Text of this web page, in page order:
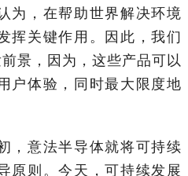
为，在帮助世界解决环境
挥关键作用。因此，我们
景，因为，这些产品可以
户体验，同时最大限度地
，意法半导体就将可持续
原则。今天，可持续发展